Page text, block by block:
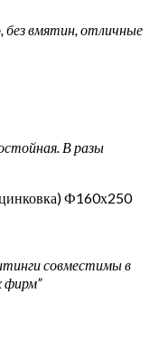
без вмятин, отличные
В разы
Ф160х250
совместимы в
фирм”